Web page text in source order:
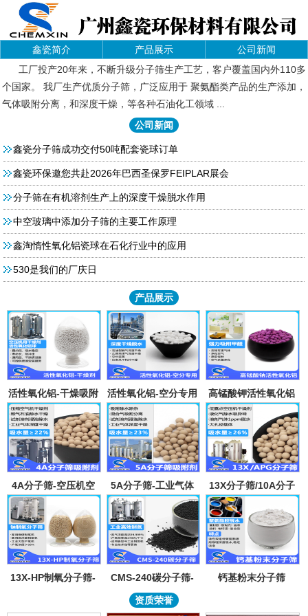
鑫瓷简介 产品展示
公司新闻
工厂投产20年来，不断升级分子筛生产工艺，客户覆盖国内外110多
个国家。 我厂生产优质分子筛，广泛应用于 聚氨酯类产品的生产添加，
气体吸附分离，和深度干燥，等各种石油化工领域 ...
公司新闻
鑫瓷分子筛成功交付50吨配套瓷球订单
鑫瓷环保邀您共赴2026年巴西圣保罗FEIPLAR展会
分子筛在有机溶剂生产上的深度干燥脱水作用
中空玻璃中添加分子筛的主要工作原理
鑫淘惰性氧化铝瓷球在石化行业中的应用
530是我们的厂庆日
产品展示
活性氧化铝-干燥吸附
活性氧化铝-空分专用
吸附剂
高锰酸钾活性氧化铝
4A分子筛-空压机空
气气体吸水干燥颗粒-
溶剂试剂深度除水分
子筛吸附球
5A分子筛-工业气体
吸附纯化-溶剂深度除
水-混合气吸附分离
13X分子筛/10A分子
筛-lpglng燃气干燥除
异味除杂-空气低露点
干燥
13X-HP制氧分子筛-
筛95氧浓度-制氧钠分
CMS-240碳分子筛-
工业制氮机吸附剂炭
分子筛-99.999%浓度
钙基粉末分子筛
资质荣誉